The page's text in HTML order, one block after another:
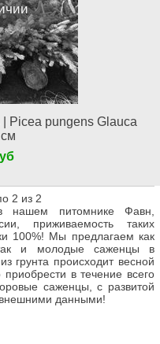
Picea pungens Glauca
2 из 2
нашем питомнике Фавн,
приживаемость таких
100%! Мы предлагаем как
и молодые саженцы в
грунта происходит весной
в течение всего
саженцы, с развитой
данными!